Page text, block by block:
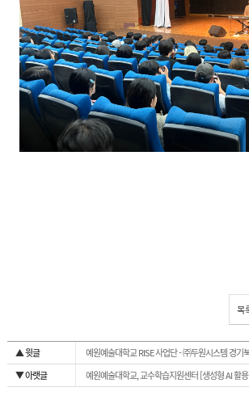
목
▲ 윗글
예원예술대학교 RISE 사업단 - ㈜두원시스템 경기
성 위한 MOU체결
▼ 아랫글
예원예술대학교, 교수학습지원센터 [생성형 AI 활